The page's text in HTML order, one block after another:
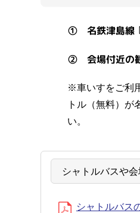
① 名鉄津島線『
② 会場付近の観
※車いすをご利
トル（無料）が
い。
シャトルバスや
シャトルバス